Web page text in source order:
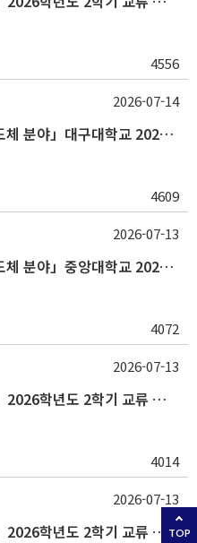
4556
「혁신융합대학사업 차세대반도체 분야」대구대학교 2026-2학기 교류수학 안내
4609
2026-07-14
「혁신융합대학사업 차세대반도체 분야」중앙대학교 2026학년도 2학기 교류 수학 안내
4072
2026-07-13
「에너지신산업 혁신융합대학」2026학년도 2학기 교류 수학 안내 (부산대)
4014
2026-07-13
「에너지신산업 혁신융합대학」2026학년도 2학기 교류 수학 안내 (고려대)
2026-07-13
TOP